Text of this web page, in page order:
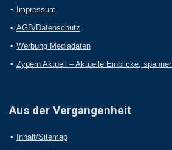
Impressum
AGB/Datenschutz
Werbung Mediadaten
Zypern Aktuell – Aktuelle Einblicke,
Aus der Vergangenheit
Inhalt/Sitemap